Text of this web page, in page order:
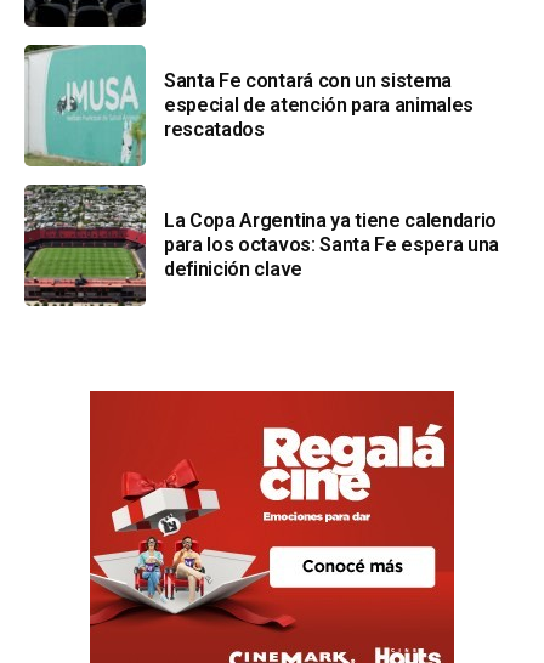
Santa Fe contará con un sistema
especial de atención para animales
rescatados
La Copa Argentina ya tiene calendario
para los octavos: Santa Fe espera una
definición clave